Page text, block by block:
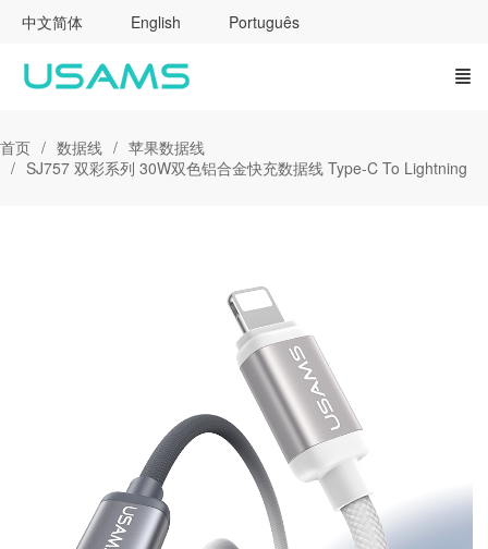
中文简体 English Português
首页 数据线
苹果数据线
SJ757 双彩系列 30W双色铝合金快充数据线 Type-C To Lightning